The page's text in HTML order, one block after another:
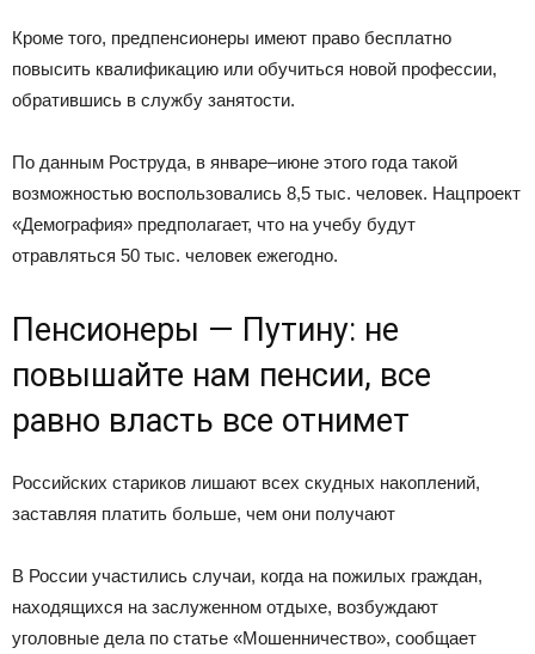
Кроме того, предпенсионеры имеют право бесплатно
повысить квалификацию или обучиться новой профессии,
обратившись в службу занятости.
По данным Роструда, в январе–июне этого года такой
возможностью воспользовались 8,5 тыс. человек. Нацпроект
«Демография» предполагает, что на учебу будут
отравляться 50 тыс. человек ежегодно.
Пенсионеры — Путину: не
повышайте нам пенсии, все
равно власть все отнимет
Российских стариков лишают всех скудных накоплений,
заставляя платить больше, чем они получают
В России участились случаи, когда на пожилых граждан,
находящихся на заслуженном отдыхе, возбуждают
уголовные дела по статье «Мошенничество», сообщает